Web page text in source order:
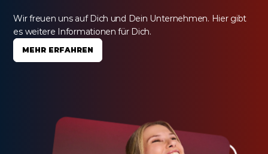
Wir freuen uns auf Dich und Dein Unternehmen. Hier gibt
es weitere Informationen für Dich.
MEHR ERFAHREN